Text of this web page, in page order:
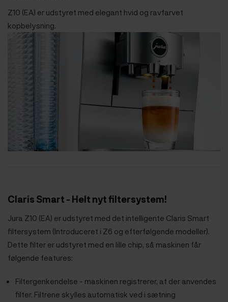
Z10 (EA) er udstyret med elegant hvid og ravfarvet
kopbelysning.
Claris Smart - Helt nyt filtersystem!
Jura Z10 (EA) er udstyret med det intelligente Claris Smart
filtersystem (Introduceret i Z6 og efterfølgende modeller).
Dette filter er udstyret med en lille chip, så maskinen får
følgende features:
Filtergenkendelse - maskinen registrerer, at der anvendes
filter. Filtrene skylles automatisk ved i sætning